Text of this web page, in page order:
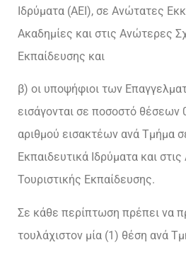
Ιδρύματα (ΑΕΙ), σε Ανώτατες
Ακαδημίες και στις Ανώτερες
Εκπαίδευσης και
β) οι υποψήφιοι των
εισάγονται σε ποσοστό θέσεων
αριθμού εισακτέων ανά Τμήμα
Εκπαιδευτικά Ιδρύματα και
Τουριστικής Εκπαίδευσης.
Σε κάθε περίπτωση πρέπει να
τουλάχιστον μία (1) θέση ανά